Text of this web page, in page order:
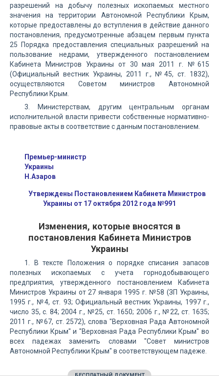
разрешений на добычу полезных ископаемых местного
значения на территории Автономной Республики Крым,
которые предоставлены до вступления в действие данного
постановления, предусмотренные абзацем первым пункта
25 Порядка предоставления специальных разрешений на
пользование недрами, утвержденного постановлением
Кабинета Министров Украины от 30 мая 2011 г. №615
(Официальный вестник Украины, 2011 г., №45, ст. 1832),
осуществляются Советом министров Автономной
Республики Крым.
3. Министерствам, другим центральным органам
исполнительной власти привести собственные нормативно-
правовые акты в соответствие с данным постановлением.
Премьер-министр
Украины
Н.Азаров
Утверждены Постановлением Кабинета Министров
Украины от 17 октября 2012 года №991
Изменения, которые вносятся в
постановления Кабинета Министров
Украины
1. В тексте Положения о порядке списания запасов
полезных ископаемых с учета горнодобывающего
предприятия, утвержденного постановлением Кабинета
Министров Украины от 27 января 1995 г. №58 (ЗП Украины,
1995 г., №4, ст. 93; Официальный вестник Украины, 1997 г.,
число 35, с. 84; 2004 г., №25, ст. 1650; 2006 г., №22, ст. 1635;
2011 г., №67, ст. 2572), слова "Верховная Рада Автономной
Республики Крым" и "Верховная Рада Республики Крым" во
всех падежах заменить словами "Совет министров
Автономной Республики Крым" в соответствующем падеже.